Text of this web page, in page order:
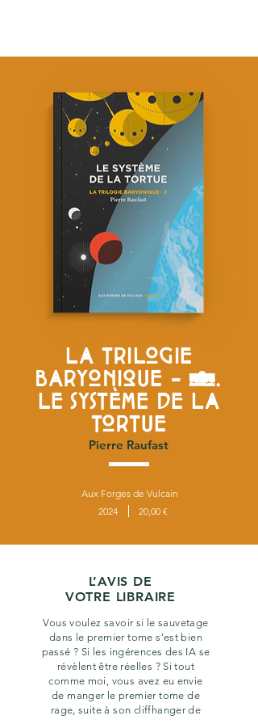
LA TRILOGIE
BARYONIQUE - 2.
LE SYSTÈME DE LA
TORTUE
Pierre Raufast
Aux Forges de Vulcain
2024
20,00 €
L’AVIS DE
VOTRE LIBRAIRE
Vous voulez savoir si le sauvetage
dans le premier tome s’est bien
passé ? Si les ingérences des IA se
révèlent être réelles ? Si tout
comme moi, vous avez eu envie
de manger le premier tome de
rage, suite à son cliffhanger de